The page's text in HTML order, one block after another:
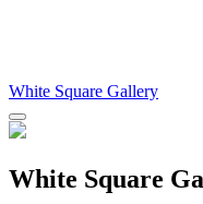
White Square Gallery
White Square